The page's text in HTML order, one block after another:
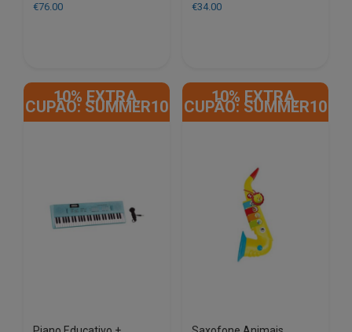
€76.00 €34.00
10% EXTRA,
CUPÃO: SUMMER10
10% EXTRA,
CUPÃO: SUMMER10